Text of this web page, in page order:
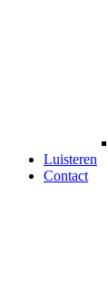
Luisteren
Contact